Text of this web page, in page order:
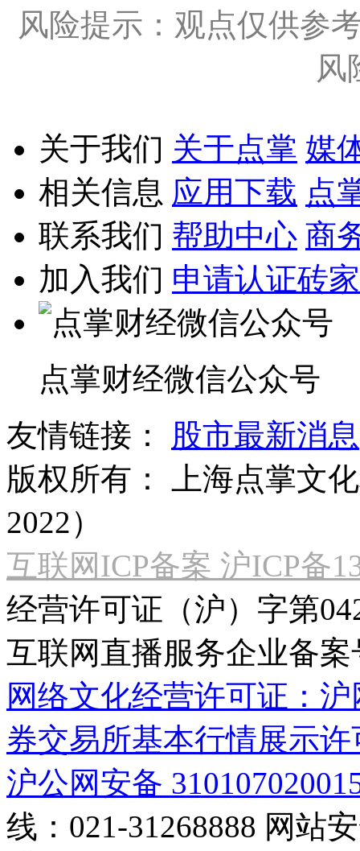
风险提示：观点仅供参
风
关于我们 关于点掌 媒
相关信息 应用下载 点
联系我们 帮助中心 商
加入我们 申请认证砖家
点掌财经微信公众号
友情链接：
股市最新消息
版权所有：
上海点掌文
2022）
互联网ICP备案 沪ICP备
经营许可证（沪）字第
互联网直播服务企业备案
网络文化经营许可证：
券交易所基本行情展示许
沪公网安备
线：021-31268888 网站